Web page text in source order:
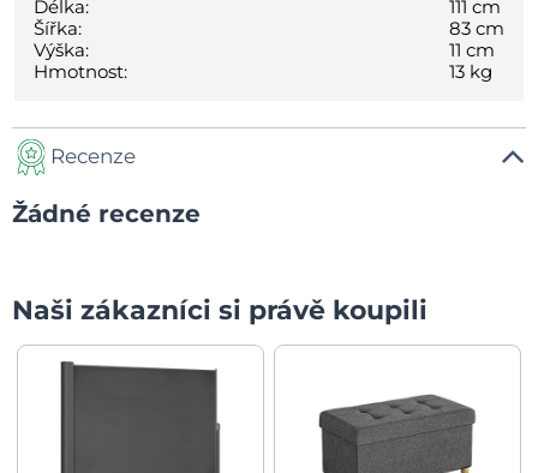
Délka:
111 cm
Šířka:
83 cm
Výška:
11 cm
Hmotnost:
13 kg
Recenze
Žádné recenze
Naši zákazníci si právě koupili